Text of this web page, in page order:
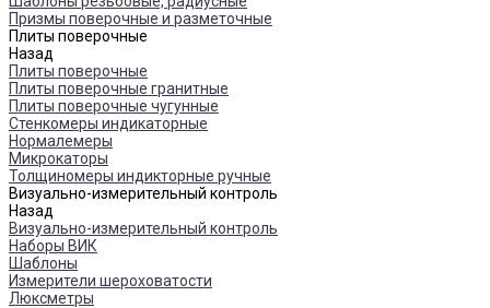
Призмы поверочные и разметочные
Плиты поверочные
Назад
Плиты поверочные
Плиты поверочные гранитные
Плиты поверочные чугунные
Стенкомеры индикаторные
Нормалемеры
Микрокаторы
Толщиномеры индикторные ручные
Визуально-измерительный контроль
Назад
Визуально-измерительный контроль
Наборы ВИК
Шаблоны
Измерители шероховатости
Люксметры